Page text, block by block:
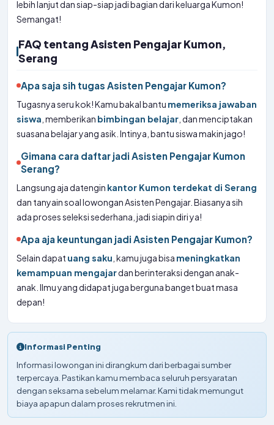
lebih lanjut dan siap-siap jadi bagian dari keluarga Kumon!
Semangat!
FAQ tentang Asisten Pengajar Kumon,
Serang
Apa saja sih tugas Asisten Pengajar Kumon?
Tugasnya seru kok! Kamu bakal bantu memeriksa jawaban
siswa , memberikan bimbingan belajar , dan menciptakan
suasana belajar yang asik. Intinya, bantu siswa makin jago!
Gimana cara daftar jadi Asisten Pengajar Kumon
Serang?
Langsung aja datengin kantor Kumon terdekat di Serang
dan tanyain soal lowongan Asisten Pengajar. Biasanya sih
ada proses seleksi sederhana, jadi siapin diri ya!
Apa aja keuntungan jadi Asisten Pengajar Kumon?
Selain dapat uang saku , kamu juga bisa meningkatkan
kemampuan mengajardan berinteraksi dengan anak-
anak. Ilmu yang didapat juga berguna banget buat masa
depan!
Informasi Penting
Informasi lowongan ini dirangkum dari berbagai sumber
terpercaya. Pastikan kamu membaca seluruh persyaratan
dengan seksama sebelum melamar. Kami tidak memungut
biaya apapun dalam proses rekrutmen ini.